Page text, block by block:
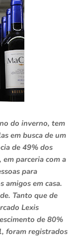
do inverno, tem
em busca de um
de 49% dos
parceria com a
para
amigos em casa.
Tanto que de
Lexis
de 80%
foram registrados